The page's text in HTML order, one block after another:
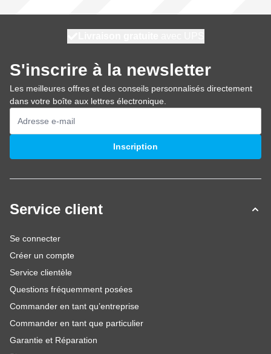
S'inscrire à la newsletter
Les meilleures offres et des conseils personnalisés directement
dans votre boîte aux lettres électronique.
Adresse mail
Inscription
Service client
Se connecter
Créer un compte
Service clientèle
Questions fréquemment posées
Commander en tant qu’entreprise
Commander en tant que particulier
Garantie et Réparation